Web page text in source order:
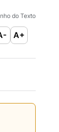
do Texto
A+